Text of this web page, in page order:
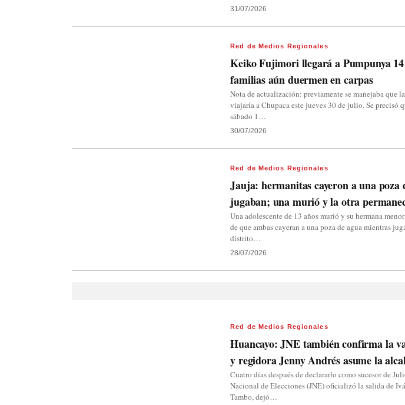
31/07/2026
Red de Medios Regionales
Keiko Fujimori llegará a Pumpunya 14
familias aún duermen en carpas
Nota de actualización: previamente se manejaba que
viajaría a Chupaca este jueves 30 de julio. Se precisó
sábado 1…
30/07/2026
Red de Medios Regionales
Jauja: hermanitas cayeron a una poza
jugaban; una murió y la otra
Una adolescente de 13 años murió y su hermana
de que ambas cayeran a una poza de agua mientras
distrito…
28/07/2026
Red de Medios Regionales
Huancayo: JNE también confirma la
y regidora Jenny Andrés asume la
Cuatro días después de declararlo como sucesor de
Nacional de Elecciones (JNE) oficializó la salida de
Tambo, dejó…